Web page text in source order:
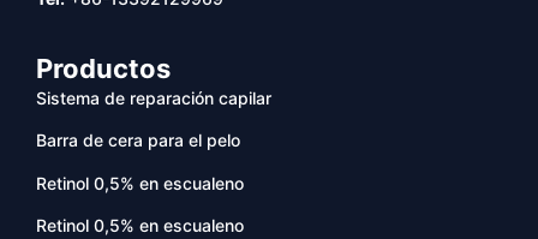
Productos
Sistema de reparación capilar
Barra de cera para el pelo
Retinol 0,5% en escualeno
Retinol 0,5% en escualeno